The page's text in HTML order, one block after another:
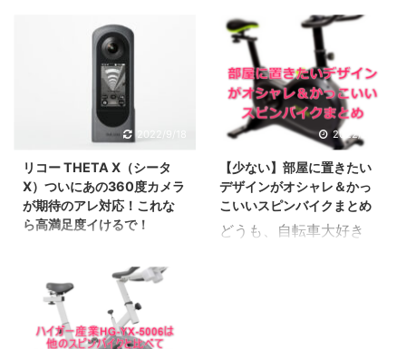
のパーツがおすすめなん
だろう？ oK です。自腹
購入しているので紹介し
ていきます。 ジョイント
パーツはPROX買ってお
けば間違いなし。 まず結
解です。 プロックス
(PROX) タモジョイント
ブラック PX864K cr ...
で今回はこんな方向けの
記事もっと安く、 ブロン
プトンっぽいレトロな感
じのお洒落っぽい自転車
はないのかな？ そう、ブ
ロンプトンのデザインに
魅力を感じてる人も多い
わけです。oK です。や
ばい自転車を発見しちゃ
いましたので紹介してい
きます。 ...
っています。 改めて見る
と結構釣りの記事書いて
いますね。 さて今回は、
以前から購入して愛用し
ているTERN LINK A 7を
車に積み、釣り輪行をし
てきたので紹介していき
ます。 この記事はこん
な方向けの記事 TERN
LINK A 7を車での輪行用
んな風に使えるかイメー
ジを掴みたいな。釣り等
のアウトドアの時にあっ
たら便利かなぁ？ OK で
どうもｗｋｔｋです。 最
近よく釣りをしていま
す。 しかし釣りでは、
たまに大型の魚が釣れる
事があります。 そうなる
と網（タモ）がなくて大
型の魚を引き上げられな
い・・・！！ という事が
あるんですよね。しかし
安いタモはすぐに折れた
り壊れる。 そこで今
2022/9/18
リコー THETA X（シータ
X）ついにあの360度カメラ
が期待のアレ対応！これな
ら高満足度イけるで！
ーのTheta（シータ）と
いうカメラをご存知でし
ょうか。コレは360°の撮
影ができるかなり際立っ
2022/2/27
【少ない】部屋に置きたい
デザインがオシャレ＆かっ
こいいスピンバイクまとめ
どうも、自転車大好き